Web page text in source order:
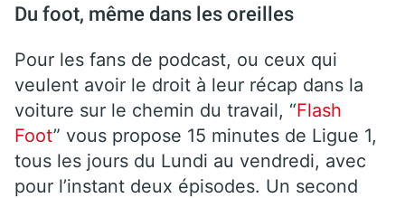
Du foot, même dans les oreilles
Pour les fans de podcast, ou ceux qui
veulent avoir le droit à leur récap dans la
voiture sur le chemin du travail, “Flash
Foot” vous propose 15 minutes de Ligue 1,
tous les jours du Lundi au vendredi, avec
pour l’instant deux épisodes. Un second